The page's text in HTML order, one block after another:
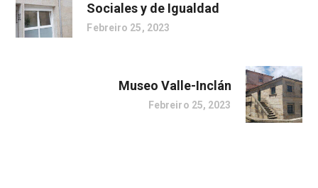
Sociales y de Igualdad
Febreiro 25, 2023
Museo Valle-Inclán
Febreiro 25, 2023